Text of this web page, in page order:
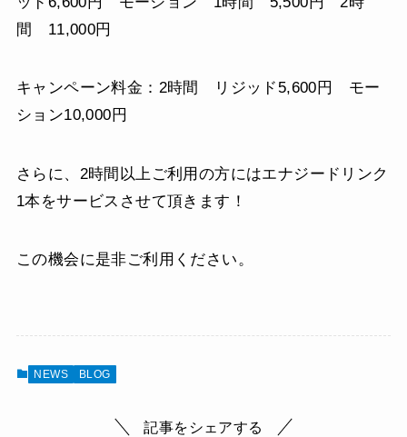
間 11,000円
キャンペーン料金：2時間 リジッド5,600円 モー
ション10,000円
さらに、2時間以上ご利用の方にはエナジードリンク
1本をサービスさせて頂きます！
この機会に是非ご利用ください。
NEWS BLOG
記事をシェアする